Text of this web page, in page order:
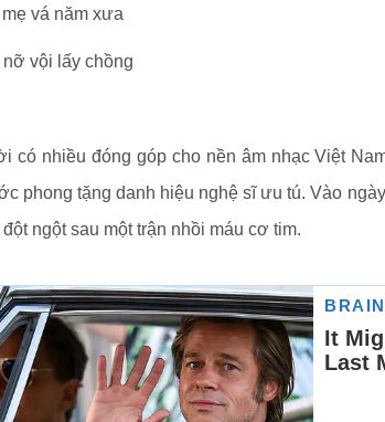
vá năm xưa
nỡ vội lấy chồng
có nhiều đóng góp cho nền âm nhạc Việt
phong tặng danh hiệu nghệ sĩ ưu tú. Vào
ngột sau một trận nhồi máu cơ tim.